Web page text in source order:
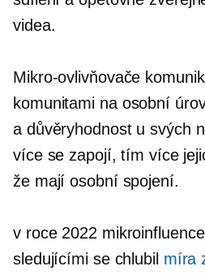
videa.
Mikro-ovlivňovače
komunitami na osobní
a důvěryhodnost u svých
více se zapojí, tím více
že mají osobní spojení.
v roce 2022
sledujícími se chlubil míra